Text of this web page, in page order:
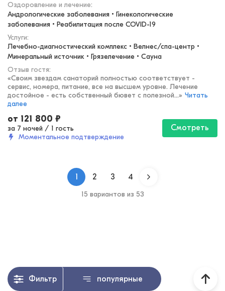
Оздоровление и лечение:
Андрологические заболевания • Гинекологические
заболевания • Реабилитация после COVID-19
Услуги:
Лечебно-диагностический комплекс • Велнес/спа-центр •
Минеральный источник • Грязелечение • Сауна
Отзыв гостя:
«Своим звездам санаторий полностью соответствует -
сервис, номера, питание, все на высшем уровне. Лечение
достойное - есть собственный бювет с полезной...» Читать
далее
от 121 800 ₽
за 7 ночей / 1 гость
Моментальное подтверждение
Смотреть
1 2 3 4
15 вариантов из 53
Фильтр популярные